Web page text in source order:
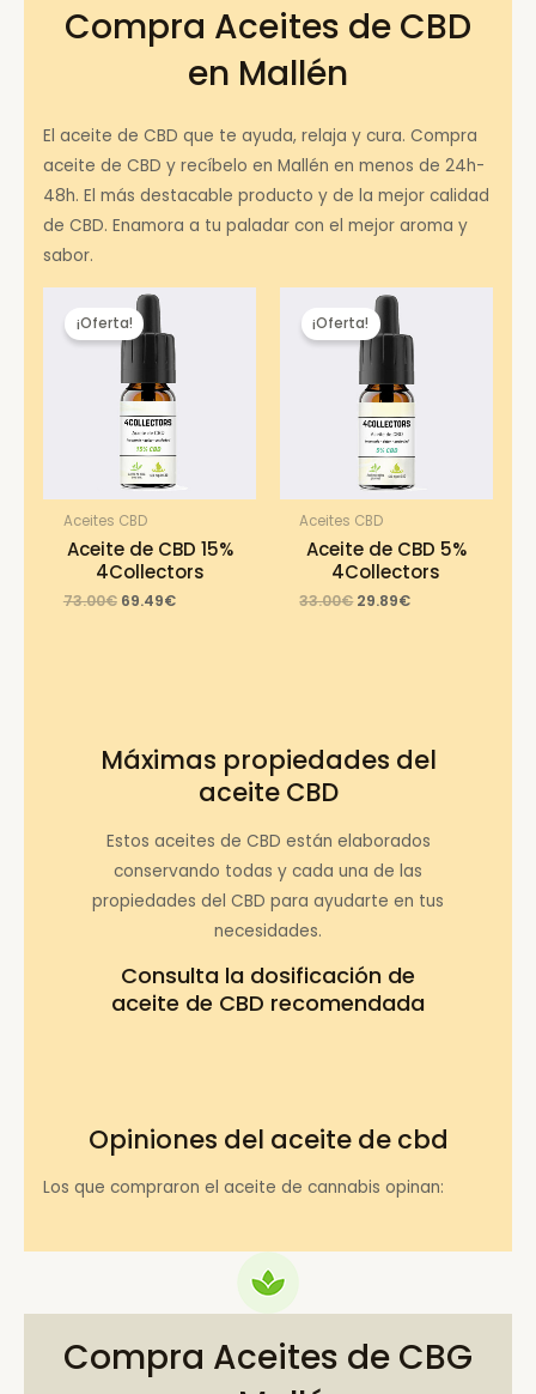
Compra Aceites de CBD
en Mallén
El aceite de CBD que te ayuda, relaja y cura. Compra
aceite de CBD y recíbelo en Mallén en menos de 24h-
48h. El más destacable producto y de la mejor calidad
de CBD. Enamora a tu paladar con el mejor aroma y
sabor.
¡Oferta!
Aceites CBD
Aceite de CBD 15%
4Collectors
73.00€ Original
69.49€Current
¡Oferta!
Aceites CBD
Aceite de CBD 5%
4Collectors
33.00€ Original
29.89€Current
Máximas propiedades del
aceite CBD
Estos aceites de CBD están elaborados
conservando todas y cada una de las
propiedades del CBD para ayudarte en tus
necesidades.
Consulta la dosificación de
aceite de CBD recomendada
Opiniones del aceite de cbd
Los que compraron el aceite de cannabis opinan:
Compra Aceites de CBG